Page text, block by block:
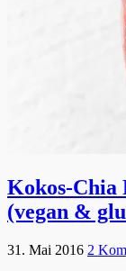
Kokos-Chia
(vegan &
31. Mai 2016 2